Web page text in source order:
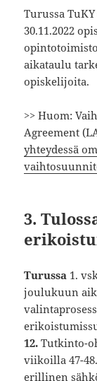
Turussa
30.11.2022
aikataulu
opiskelijoita.
>> Huom:
Agreement
yhteydessä
3.
Turussa 1.
joulukuun
12. Tutkinto-
viikoilla 47-
erillinen